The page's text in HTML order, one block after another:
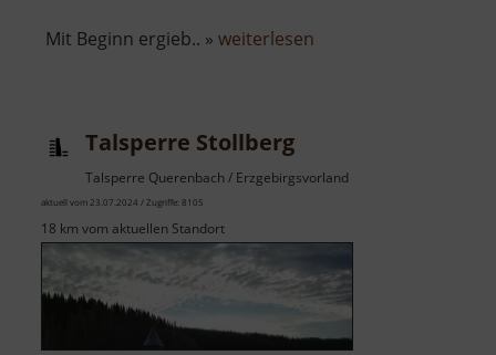
Mit Beginn ergieb.. » weiterlesen
Talsperre Stollberg
Talsperre Querenbach / Erzgebirgsvorland
aktuell vom 23.07.2024 / Zugriffe: 8105
18 km vom aktuellen Standort